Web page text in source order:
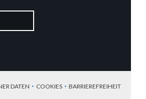
DATEN
FENSTER))
COOKIES
((ÖFFNET EIN NEUES FENSTER))
BARRIEREFREIHEIT
((ÖFFNET EIN